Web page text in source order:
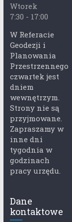
Wtorek
7:30 - 17:00
W Referacie
Geodezji i
Planowania
Przestrzennego
czwartek jest
dniem
wewnętrzym.
Strony nie są
przyjmowane.
Zapraszamy w
inne dni
tygodnia w
godzinach
pracy urzędu.
Dane
kontaktowe